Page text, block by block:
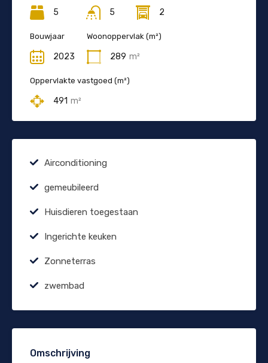
5 5 2
Bouwjaar
2023
Woonoppervlak (m²)
289 m²
Oppervlakte vastgoed (m²)
491 m²
Airconditioning
gemeubileerd
Huisdieren toegestaan
Ingerichte keuken
Zonneterras
zwembad
Omschrijving